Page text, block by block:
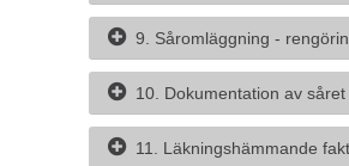
9. Såromläggning -
10. Dokumentation av såret
11. Läkningshämmande